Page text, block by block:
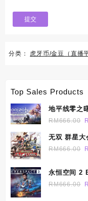
分类： 虎牙币/金豆（直播
Top Sales Products
地平线零
RM666.00
无双 群星
RM666.00
永恒空间 2
RM666.00